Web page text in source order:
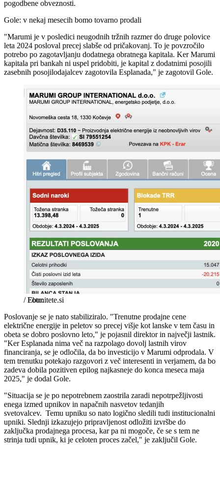
pogodbene obveznosti.
Gole: v nekaj mesecih bomo tovarno prodali
"Marumi je v posledici neugodnih tržnih razmer do druge polovice
leta 2024 posloval precej slabše od pričakovanj. To je povzročilo
potrebo po zagotavljanju dodatnega obratnega kapitala. Ker Marumi
kapitala pri bankah ni uspel pridobiti, je kapital z dodatnimi posojili
zasebnih posojilodajalcev zagotovila Esplanada," je zagotovil Gole.
/Ebonitete.si
Poslovanje se je nato stabiliziralo. "Trenutne prodajne cene
električne energije in peletov so precej višje kot lanske v tem času in
obeta se dobro poslovno leto," je pojasnil direktor in največji lastnik.
"Ker Esplanada nima več na razpolago dovolj lastnih virov
financiranja, se je odločila, da bo investicijo v Marumi odprodala. V
tem trenutku potekajo razgovori z več interesenti in verjamem, da bo
zadeva dobila pozitiven epilog najkasneje do konca meseca maja
2025," je dodal Gole.
"Situacija se je po nepotrebnem zaostrila zaradi nepotrpežljivosti
enega izmed upnikov in napačnih nasvetov tedanjih
svetovalcev. Temu upniku so nato logično sledili tudi institucionalni
upniki. Slednji izkazujejo pripravljenost odložiti izvršbe do
zaključka prodajnega procesa, kar pa ni mogoče, če se s tem ne
strinja tudi upnik, ki je celoten proces začel," je zaključil Gole.